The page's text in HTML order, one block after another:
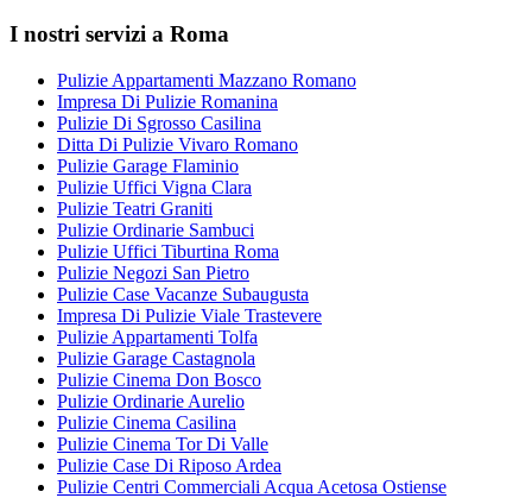
I nostri servizi a Roma
Pulizie Appartamenti Mazzano Romano
Impresa Di Pulizie Romanina
Pulizie Di Sgrosso Casilina
Ditta Di Pulizie Vivaro Romano
Pulizie Garage Flaminio
Pulizie Uffici Vigna Clara
Pulizie Teatri Graniti
Pulizie Ordinarie Sambuci
Pulizie Uffici Tiburtina Roma
Pulizie Negozi San Pietro
Pulizie Case Vacanze Subaugusta
Impresa Di Pulizie Viale Trastevere
Pulizie Appartamenti Tolfa
Pulizie Garage Castagnola
Pulizie Cinema Don Bosco
Pulizie Ordinarie Aurelio
Pulizie Cinema Casilina
Pulizie Cinema Tor Di Valle
Pulizie Case Di Riposo Ardea
Pulizie Centri Commerciali Acqua Acetosa Ostiense